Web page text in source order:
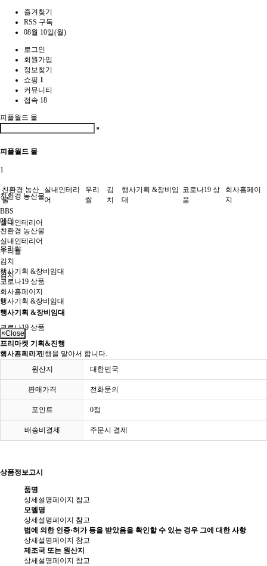
즐겨찾기
RSS 구독
08월 10일(월)
로그인
회원가입
정보찾기
쇼핑 1
커뮤니티
접속 18
피플월드 몰
피플월드 몰
1
친환경 농산물
실내인테리어
우리쌀
김치
행사기획 &장비임대
코로나19 상품
회사홈페이지
친환경 농산
물
실내인테리
어
우리
쌀
김
치
행사기획 &장비임
대
코로나19 상
품
회사홈페이
지
BBS
메인
친환경 농산물
실내인테리어
우리쌀
김치
행사기획 &장비임대
코로나19 상품
회사홈페이지
1
행사기획 &장비임대
×Close
프리마켓 기획&진행
행사기획과 진행을 맡아서 합니다.
원산지
대한민국
판매가격 전화문의
포인트 0점
배송비결제 주문시 결제
상품정보고시
품명
상세설명페이지 참고
모델명
상세설명페이지 참고
법에 의한 인증·허가 등을 받았음을 확인할 수 있는 경우 그에 대한 사항
상세설명페이지 참고
제조국 또는 원산지
상세설명페이지 참고